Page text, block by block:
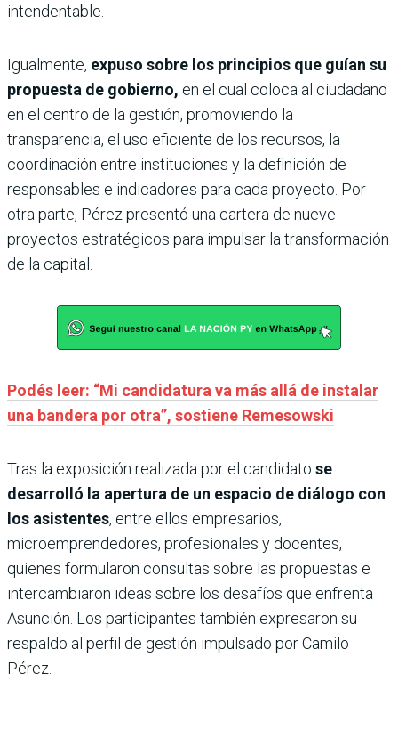
intendentable.
Igualmente, expuso sobre los principios que guían su
propuesta de gobierno, en el cual coloca al ciudadano
en el centro de la gestión, promoviendo la
transparencia, el uso eficiente de los recursos, la
coordinación entre instituciones y la definición de
responsables e indicadores para cada proyecto. Por
otra parte, Pérez presentó una cartera de nueve
proyectos estratégicos para impulsar la transformación
de la capital.
Podés leer: “Mi candidatura va más allá de instalar
una bandera por otra”, sostiene Remesowski
Tras la exposición realizada por el candidato se
desarrolló la apertura de un espacio de diálogo con
los asistentes, entre ellos empresarios,
microemprendedores, profesionales y docentes,
quienes formularon consultas sobre las propuestas e
intercambiaron ideas sobre los desafíos que enfrenta
Asunción. Los participantes también expresaron su
respaldo al perfil de gestión impulsado por Camilo
Pérez.